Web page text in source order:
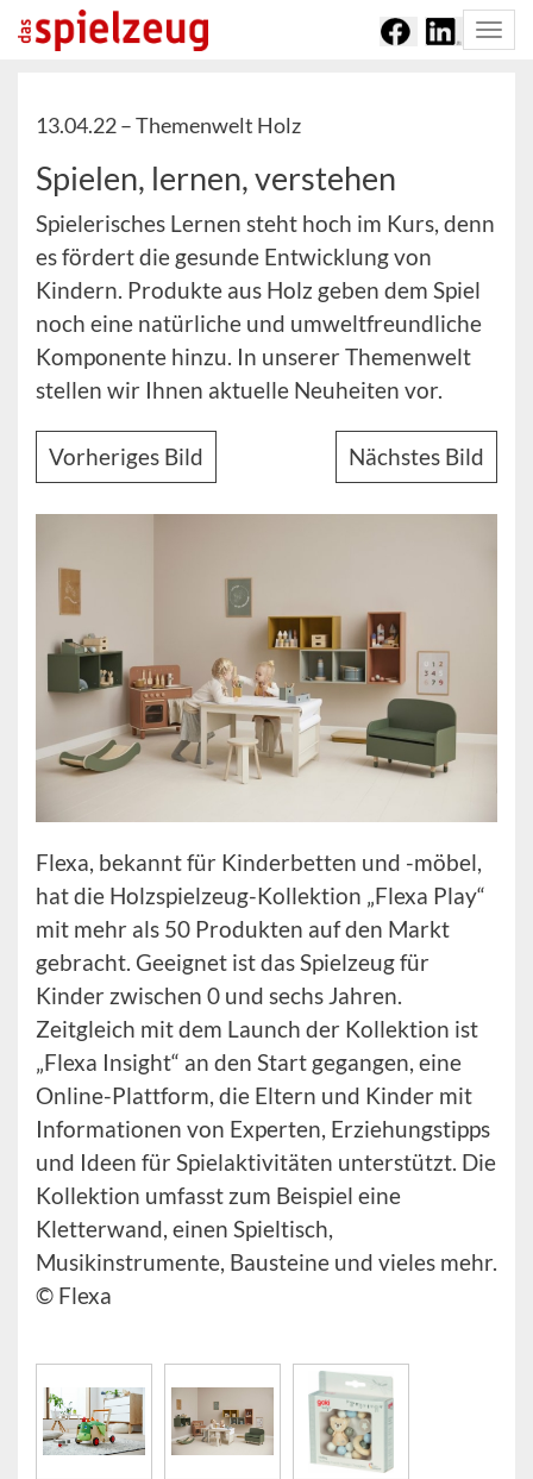
13.04.22 –Themenwelt Holz
Spielen, lernen, verstehen
Spielerisches Lernen steht hoch im Kurs, denn
es fördert die gesunde Entwicklung von
Kindern. Produkte aus Holz geben dem Spiel
noch eine natürliche und umweltfreundliche
Komponente hinzu. In unserer Themenwelt
stellen wir Ihnen aktuelle Neuheiten vor.
Vorheriges Bild Nächstes Bild
Flexa, bekannt für Kinderbetten und -möbel,
hat die Holzspielzeug-Kollektion „Flexa Play“
mit mehr als 50 Produkten auf den Markt
gebracht. Geeignet ist das Spielzeug für
Kinder zwischen 0 und sechs Jahren.
Zeitgleich mit dem Launch der Kollektion ist
„Flexa Insight“ an den Start gegangen, eine
Online-Plattform, die Eltern und Kinder mit
Informationen von Experten, Erziehungstipps
und Ideen für Spielaktivitäten unterstützt. Die
Kollektion umfasst zum Beispiel eine
Kletterwand, einen Spieltisch,
Musikinstrumente, Bausteine und vieles mehr.
© Flexa